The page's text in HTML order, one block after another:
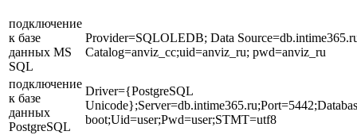
подключение
к базе
данных MS
SQL
Provider=SQLOLEDB; Data
Catalog=anviz_cc;uid=anviz_ru; pwd=anviz_ru
подключение
к базе
данных
PostgreSQL
Driver={PostgreSQL
boot;Uid=user;Pwd=user;STMT=utf8